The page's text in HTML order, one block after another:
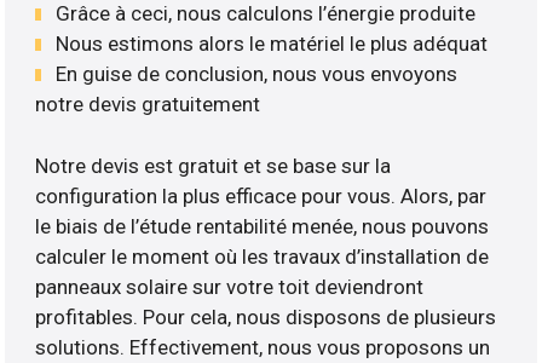
Grâce à ceci, nous calculons l’énergie produite
Nous estimons alors le matériel le plus adéquat
En guise de conclusion, nous vous envoyons
notre devis gratuitement
Notre devis est gratuit et se base sur la
configuration la plus efficace pour vous. Alors, par
le biais de l’étude rentabilité menée, nous pouvons
calculer le moment où les travaux d’installation de
panneaux solaire sur votre toit deviendront
profitables. Pour cela, nous disposons de plusieurs
solutions. Effectivement, nous vous proposons un